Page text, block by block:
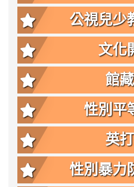
公視兒少
文化
館
性別平
英
性別暴力